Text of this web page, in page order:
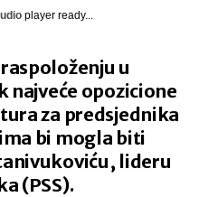
player ready...
u
najveće opozicione
za predsjednika
bi mogla biti
lideru
(PSS).